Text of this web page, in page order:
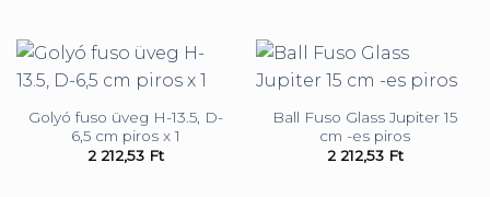
Golyó fuso üveg H-13.5, D-
6,5 cm piros x 1
2 212,53 Ft
Ball Fuso Glass Jupiter 15
cm -es piros
2 212,53 Ft